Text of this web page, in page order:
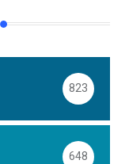
823
648